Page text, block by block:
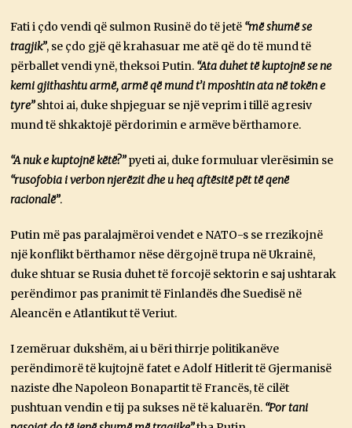
Fati i çdo vendi që sulmon Rusinë do të jetë “më shumë se
tragjik”, se çdo gjë që krahasuar me atë që do të mund të
përballet vendi ynë, theksoi Putin. “Ata duhet të kuptojnë se ne
kemi gjithashtu armë, armë që mund t’i mposhtin ata në tokën e
tyre”shtoi ai, duke shpjeguar se një veprim i tillë agresiv
mund të shkaktojë përdorimin e armëve bërthamore.
“A nuk e kuptojnë këtë?”pyeti ai, duke formuluar vlerësimin se
“rusofobia i verbon njerëzit dhe u heq aftësitë pët të qenë
racionalë”.
Putin më pas paralajmëroi vendet e NATO-s se rrezikojnë
një konflikt bërthamor nëse dërgojnë trupa në Ukrainë,
duke shtuar se Rusia duhet të forcojë sektorin e saj ushtarak
perëndimor pas pranimit të Finlandës dhe Suedisë në
Aleancën e Atlantikut të Veriut.
I zemëruar dukshëm, ai u bëri thirrje politikanëve
perëndimorë të kujtojnë fatet e Adolf Hitlerit të Gjermanisë
naziste dhe Napoleon Bonapartit të Francës, të cilët
pushtuan vendin e tij pa sukses në të kaluarën. “Por tani